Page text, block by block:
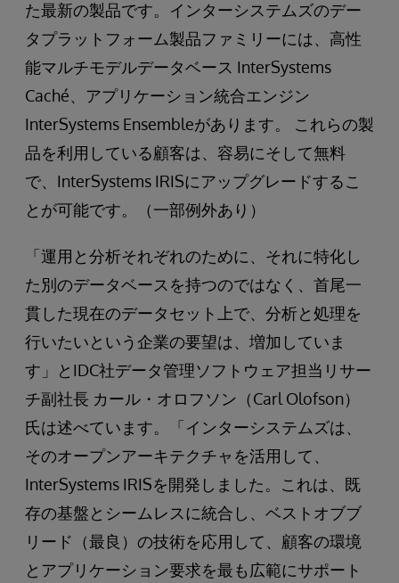
た最新の製品です。インターシステムズのデー
タプラットフォーム製品ファミリーには、高性
能マルチモデルデータベース InterSystems
Caché、アプリケーション統合エンジン
InterSystems Ensembleがあります。 これらの製
品を利用している顧客は、容易にそして無料
で、InterSystems IRISにアップグレードするこ
とが可能です。（一部例外あり）
「運用と分析それぞれのために、それに特化し
た別のデータベースを持つのではなく、首尾一
貫した現在のデータセット上で、分析と処理を
行いたいという企業の要望は、増加していま
す」とIDC社データ管理ソフトウェア担当リサー
チ副社長 カール・オロフソン（Carl Olofson）
氏は述べています。「インターシステムズは、
そのオープンアーキテクチャを活用して、
InterSystems IRISを開発しました。これは、既
存の基盤とシームレスに統合し、ベストオブブ
リード（最良）の技術を応用して、顧客の環境
とアプリケーション要求を最も広範にサポート